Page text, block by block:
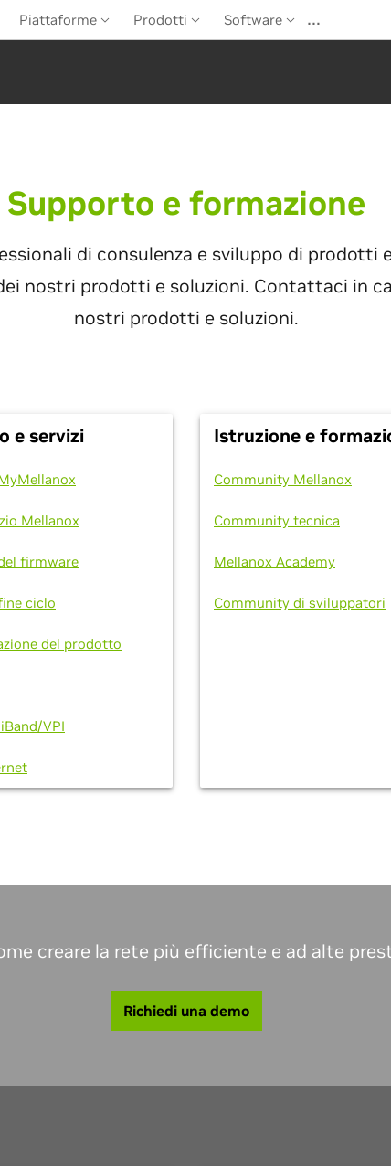
Piattaforme Prodotti Software …
Supporto e formazione
di consulenza e sviluppo di prodotti
nostri prodotti e soluzioni. Contattaci in
nostri prodotti e soluzioni.
e servizi
Mellanox
firmware
ciclo
del prodotto
VPI
Istruzione e
Community Mellanox
Community tecnica
Mellanox Academy
Community di sviluppatori
creare la rete più efficiente e ad alte
Richiedi una demo